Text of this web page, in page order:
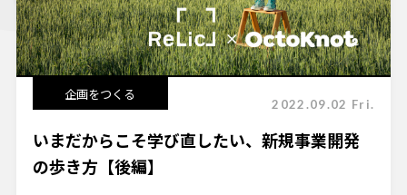
企画をつくる
2022.09.02 Fri.
いまだからこそ学び直したい、新規事業開発
の歩き方【後編】